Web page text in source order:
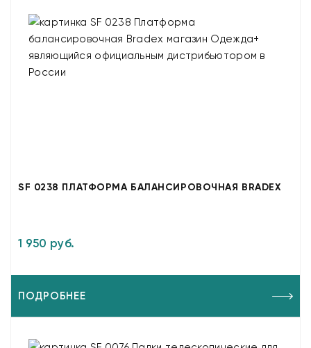
SF 0238 ПЛАТФОРМА БАЛАНСИРОВОЧНАЯ BRADEX
1 950 руб.
ПОДРОБНЕЕ